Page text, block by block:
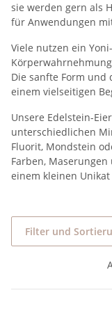
sie werden gern als
für Anwendungen
Viele nutzen ein
Die sanfte Form und
einem vielseitigen
Unsere Edelstein-
unterschiedlichen
Fluorit, Mondstein
Farben,
einem kleinen
Filter und